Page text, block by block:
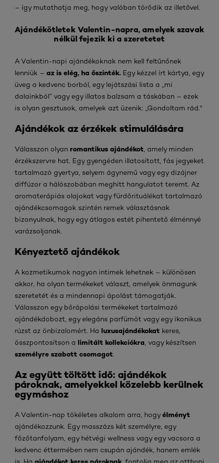
– így mutathatja meg, hogy valóban törődik az illetővel.
Ajándékötletek Valentin-napra, amelyek szavak
nélkül fejezik ki a szeretetet
A Valentin-napi ajándékoknak nem kell feltűnőnek
lenniük – az is elég, ha őszinték. Egy kézzel írt kártya, egy
üveg a kedvenc borból, egy lejátszási lista a „mi
dalainkból” vagy egy illatos balzsam a táskában – ezek
is olyan gesztusok, amelyek azt üzenik: „Gondoltam rád."
Ajándékok az érzékek stimulálására
Válasszon olyan romantikus ajándékot , amely minden
érzékszervre hat. Egy gyengéden illatosított, fás jegyeket
tartalmazó gyertya, selyem ágynemű vagy egy dizájner
diffúzor a hálószobában meghitt hangulatot teremt. Az
aromaterápiás olajokat vagy fürdőrituálékat tartalmazó
ajándékcsomagok szintén remek választásnak
bizonyulnak, hogy egy átlagos estét pihentető élménnyé
varázsoljanak.
Kényeztető ajándékok
A kozmetikumok nagyon intimek lehetnek – különösen
akkor, ha olyan termékeket választ, amelyek önmagunk
szeretetét és a mindennapi ápolást támogatják.
Válasszon egy bőrápolási termékeket tartalmazó
ajándékdobozt, egy elegáns parfümöt vagy egy ikonikus
rúzst az önbizalomért. Ha luxusajándékokat keres,
összpontosítson a limitált kollekciókra , vagy készítsen
személyre szabott csomagot.
Az együtt töltött idő: ajándékok
pároknak, amelyekkel közelebb kerülnek
egymáshoz
A Valentin-nap tökéletes alkalom arra, hogyélményt
ajándékozzunk. Egy masszázs két személyre, egy
főzőtanfolyam, egy hétvégi wellness vagy egy vacsora a
kedvenc éttermében nem csupán ajándék, hanem emlék